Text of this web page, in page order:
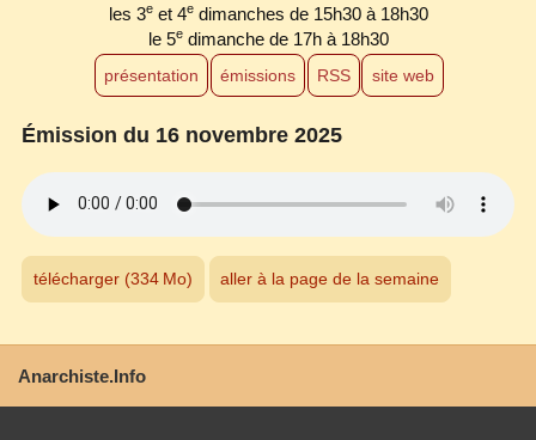
les 3eet 4edimanches de 15h30 à 18h30
le 5edimanche de 17h à 18h30
présentation émissions RSS site web
Émission du 16 novembre 2025
télécharger (334 Mo) aller à la page de la semaine
Anarchiste.Info